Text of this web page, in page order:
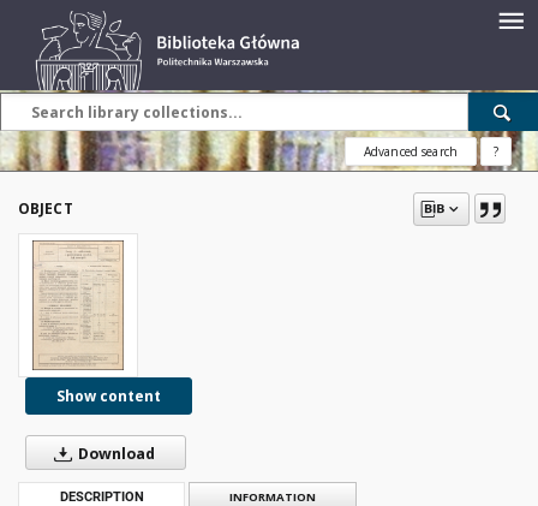
Advanced search ?
OBJECT
Show content
Download
DESCRIPTION INFORMATION